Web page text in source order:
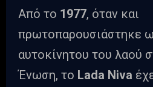
Από το 1977, όταν και
πρωτοπαρουσιάστηκε
αυτοκίνητου του λαού
Ένωση, το Lada Niva